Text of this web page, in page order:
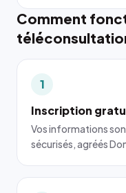
Comment
1
Inscription
Vos informations
sécurisés, agréés